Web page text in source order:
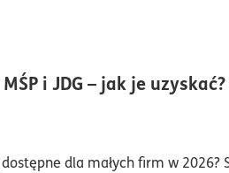
i JDG – jak je uzyskać?
dla małych firm w 2026?